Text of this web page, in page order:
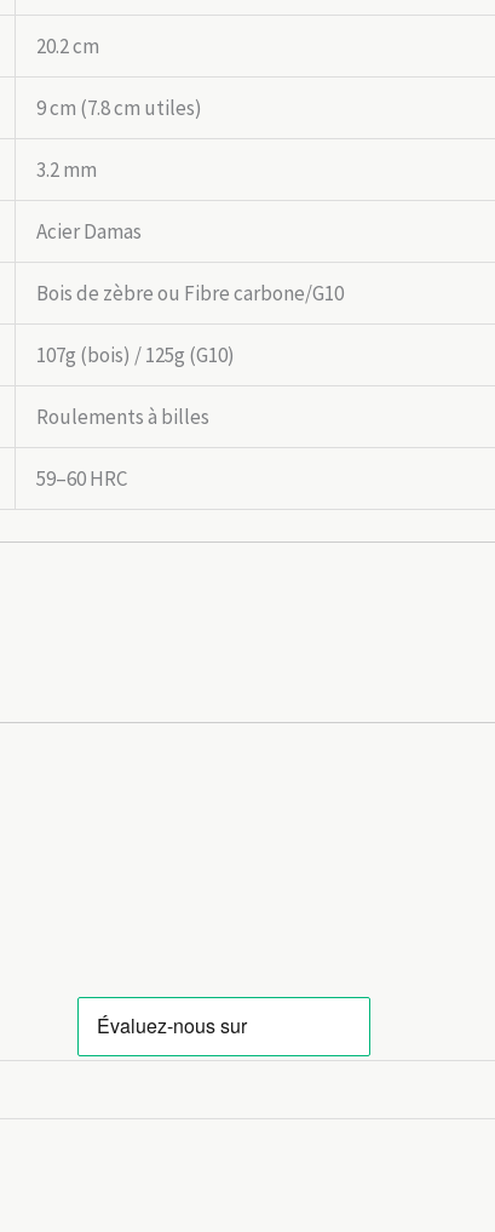
20.2 cm
9 cm (7.8 cm utiles)
3.2 mm
Acier Damas
Bois de zèbre ou Fibre carbone/G10
107g (bois) / 125g (G10)
Roulements à billes
59–60 HRC